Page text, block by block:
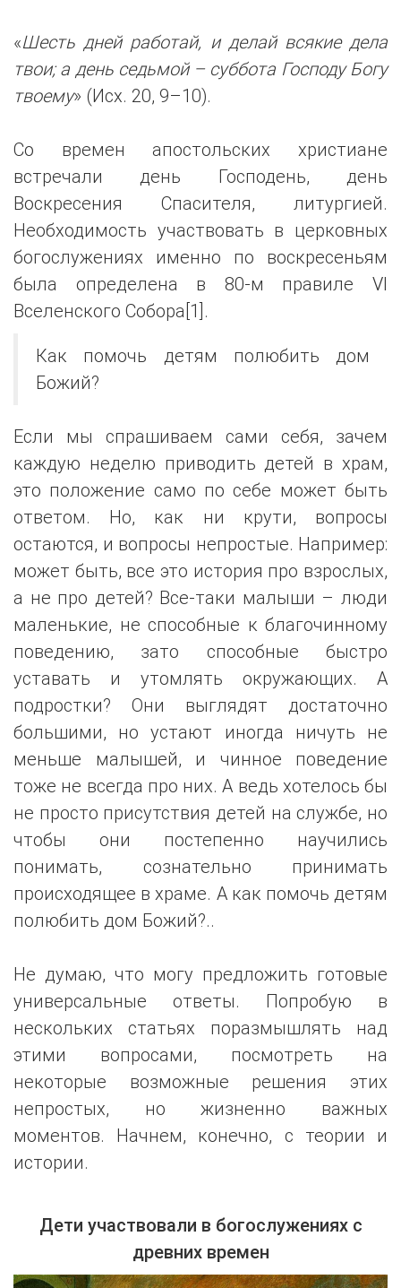
«Шесть дней работай, и делай всякие дела
твои; а день седьмой – суббота Господу Богу
твоему» (Исх. 20, 9–10).
Со времен апостольских христиане
встречали день Господень, день
Воскресения Спасителя, литургией.
Необходимость участвовать в церковных
богослужениях именно по воскресеньям
была определена в 80-м правиле VI
Вселенского Собора[1].
Как помочь детям полюбить дом
Божий?
Если мы спрашиваем сами себя, зачем
каждую неделю приводить детей в храм,
это положение само по себе может быть
ответом. Но, как ни крути, вопросы
остаются, и вопросы непростые. Например:
может быть, все это история про взрослых,
а не про детей? Все-таки малыши – люди
маленькие, не способные к благочинному
поведению, зато способные быстро
уставать и утомлять окружающих. А
подростки? Они выглядят достаточно
большими, но устают иногда ничуть не
меньше малышей, и чинное поведение
тоже не всегда про них. А ведь хотелось бы
не просто присутствия детей на службе, но
чтобы они постепенно научились
понимать, сознательно принимать
происходящее в храме. А как помочь детям
полюбить дом Божий?..
Не думаю, что могу предложить готовые
универсальные ответы. Попробую в
нескольких статьях поразмышлять над
этими вопросами, посмотреть на
некоторые возможные решения этих
непростых, но жизненно важных
моментов. Начнем, конечно, с теории и
истории.
Дети участвовали в богослужениях с
древних времен